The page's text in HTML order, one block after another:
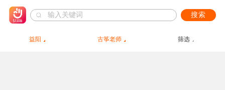
搜索
益阳 古筝老师 筛选